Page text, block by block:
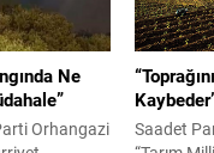
Kumsal...
Ne
Orhangazi
Saadet